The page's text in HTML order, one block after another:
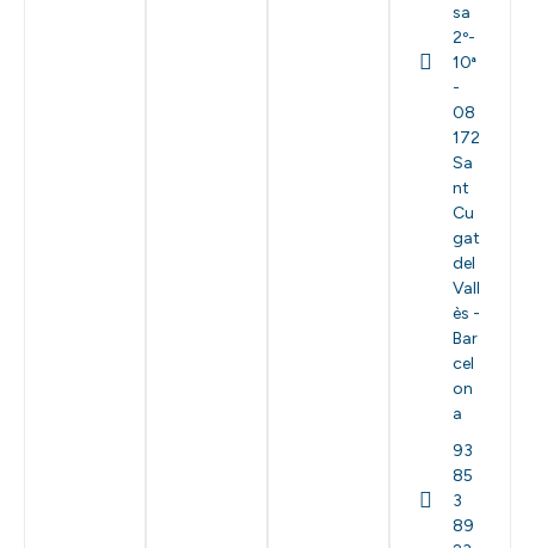
sa
2º-
10ª
-
08
172
Sa
nt
Cu
gat
del
Vall
ès -
Bar
cel
on
a
93
85
3
89